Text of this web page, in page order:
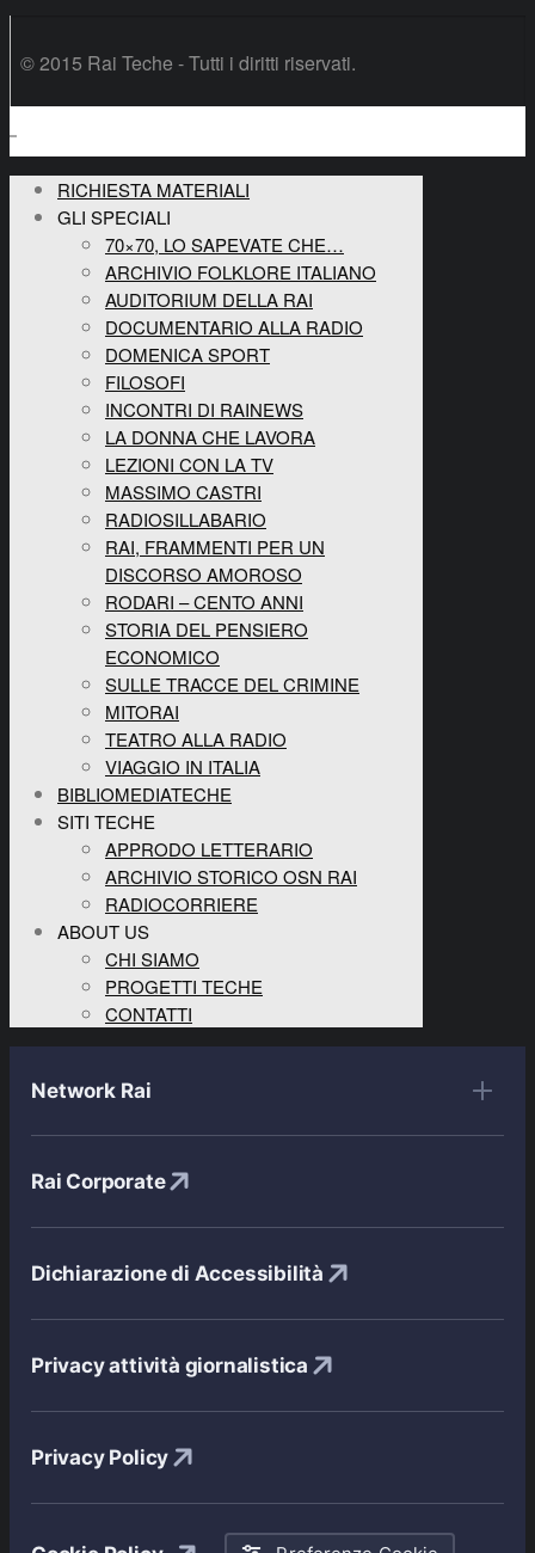
© 2015 Rai Teche - Tutti i diritti riservati.
RICHIESTA MATERIALI
GLI SPECIALI
70×70, LO SAPEVATE CHE…
ARCHIVIO FOLKLORE ITALIANO
AUDITORIUM DELLA RAI
DOCUMENTARIO ALLA RADIO
DOMENICA SPORT
FILOSOFI
INCONTRI DI RAINEWS
LA DONNA CHE LAVORA
LEZIONI CON LA TV
MASSIMO CASTRI
RADIOSILLABARIO
RAI, FRAMMENTI PER UN
DISCORSO AMOROSO
RODARI – CENTO ANNI
STORIA DEL PENSIERO
ECONOMICO
SULLE TRACCE DEL CRIMINE
MITORAI
TEATRO ALLA RADIO
VIAGGIO IN ITALIA
BIBLIOMEDIATECHE
SITI TECHE
APPRODO LETTERARIO
ARCHIVIO STORICO OSN RAI
RADIOCORRIERE
ABOUT US
CHI SIAMO
PROGETTI TECHE
CONTATTI